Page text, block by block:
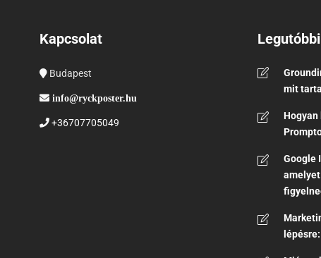
Kapcsolat
Budapest
info@ryckposter.hu
+36707705049
mit
Hogyan
Google